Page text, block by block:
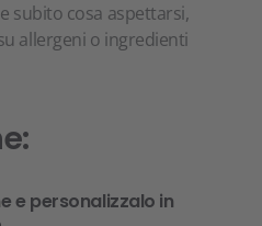
subito cosa aspettarsi,
allergeni o ingredienti
e personalizzalo in